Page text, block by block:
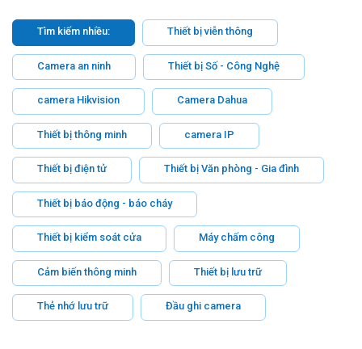
Tìm kiếm nhiều: Thiết bị viễn thông
Camera an ninh Thiết bị Số - Công Nghệ
camera Hikvision Camera Dahua
Thiết bị thông minh camera IP
Thiết bị điện tử Thiết bị Văn phòng - Gia đình
Thiết bị báo động - báo cháy
Thiết bị kiểm soát cửa Máy chấm công
Cảm biến thông minh Thiết bị lưu trữ
Thẻ nhớ lưu trữ Đầu ghi camera